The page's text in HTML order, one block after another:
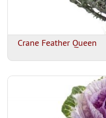
Crane Feather Queen